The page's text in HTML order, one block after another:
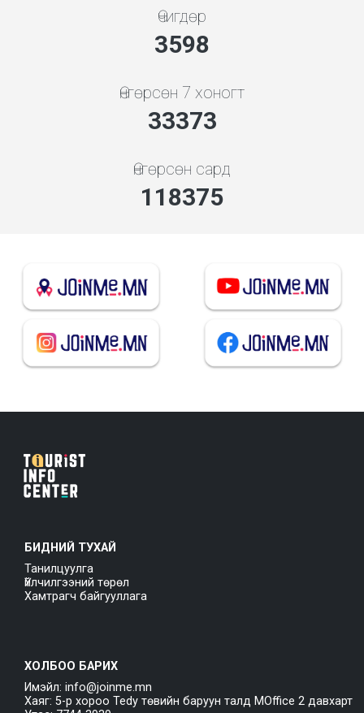
Өчигдөр
3998
Өнгөрсөн 7 хоногт
37081
Өнгөрсөн сард
132034
БИДНИЙ ТУХАЙ
Танилцуулга
Үйлчилгээний төрөл
Хамтрагч байгууллага
ХОЛБОО БАРИХ
Имэйл: info@joinme.mn
Хаяг: 5-р хороо Tedy төвийн баруун талд MOffice 2 давхарт